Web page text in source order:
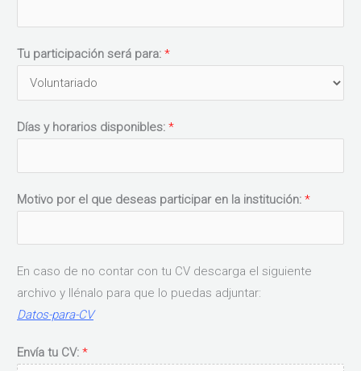
Tu participación será para: *
Días y horarios disponibles: *
Motivo por el que deseas participar en la institución: *
En caso de no contar con tu CV descarga el siguiente
archivo y llénalo para que lo puedas adjuntar:
Datos-para-CV
Envía tu CV: *